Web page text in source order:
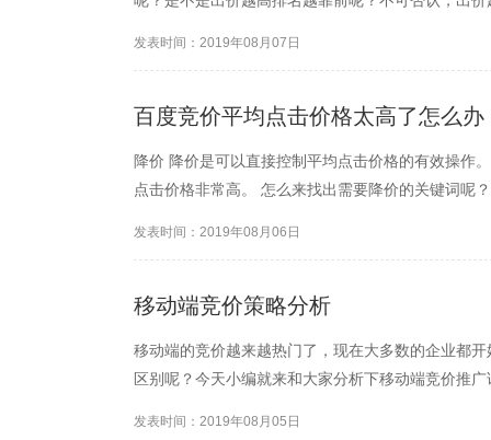
发表时间：2019年08月07日
百度竞价平均点击价格太高了怎么办
降价 降价是可以直接控制平均点击价格的有效操作
点击价格非常高。 怎么来找出需要降价的关键词呢？
发表时间：2019年08月06日
移动端竞价策略分析
移动端的竞价越来越热门了，现在大多数的企业都
区别呢？今天小编就来和大家分析下移动端竞价推
发表时间：2019年08月05日